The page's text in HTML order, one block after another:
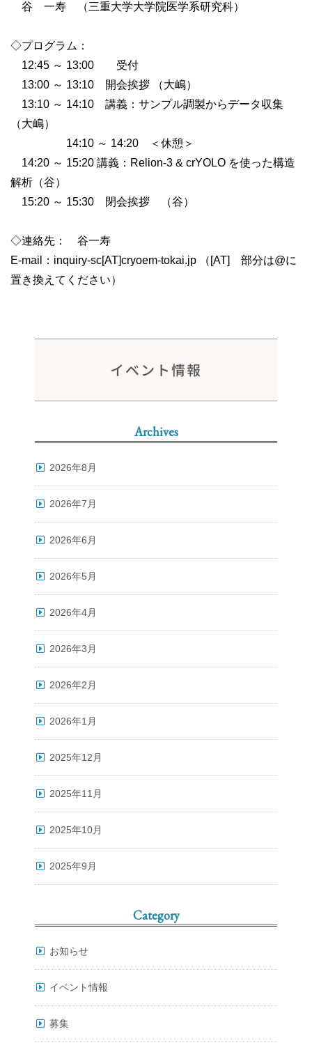
谷 一寿 （三重大学大学院医学系研究科）
◇プログラム：
12:45 ～ 13:00 受付
13:00 ～ 13:10 開会挨拶 （大嶋）
13:10 ～ 14:10 講義：サンプル調製からデータ収集
（大嶋）
14:10 ～ 14:20 ＜休憩＞
14:20 ～ 15:20 講義：Relion-3 & crYOLO を使った構造
解析（谷）
15:20 ～ 15:30 閉会挨拶 （谷）
◇連絡先： 谷一寿
E-mail：inquiry-sc[AT]cryoem-tokai.jp （[AT] 部分は@に
置き換えてください）
イベント情報
Archives
2026年8月
2026年7月
2026年6月
2026年5月
2026年4月
2026年3月
2026年2月
2026年1月
2025年12月
2025年11月
2025年10月
2025年9月
Category
お知らせ
イベント情報
募集